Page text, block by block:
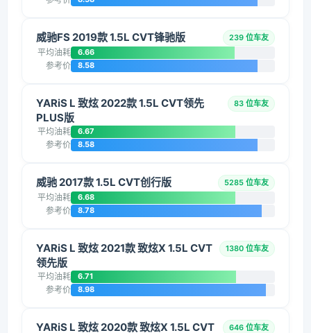
威驰FS 2019款 1.5L CVT锋驰版 239 位车友
平均油耗 6.66
参考价 8.58
YARiS L 致炫 2022款 1.5L CVT领先
PLUS版
83 位车友
平均油耗 6.67
参考价 8.58
威驰 2017款 1.5L CVT创行版 5285 位车友
平均油耗 6.68
参考价 8.78
YARiS L 致炫 2021款 致炫X 1.5L CVT
领先版
1380 位车友
平均油耗 6.71
参考价 8.98
YARiS L 致炫 2020款 致炫X 1.5L CVT 646 位车友